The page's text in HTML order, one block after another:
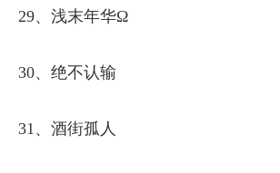
29、浅末年华Ω
30、绝不认输
31、酒街孤人